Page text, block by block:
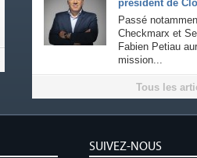
président de
Passé
Checkmarx et
Fabien Petiau
mission...
Tous les
SUIVEZ-NOUS